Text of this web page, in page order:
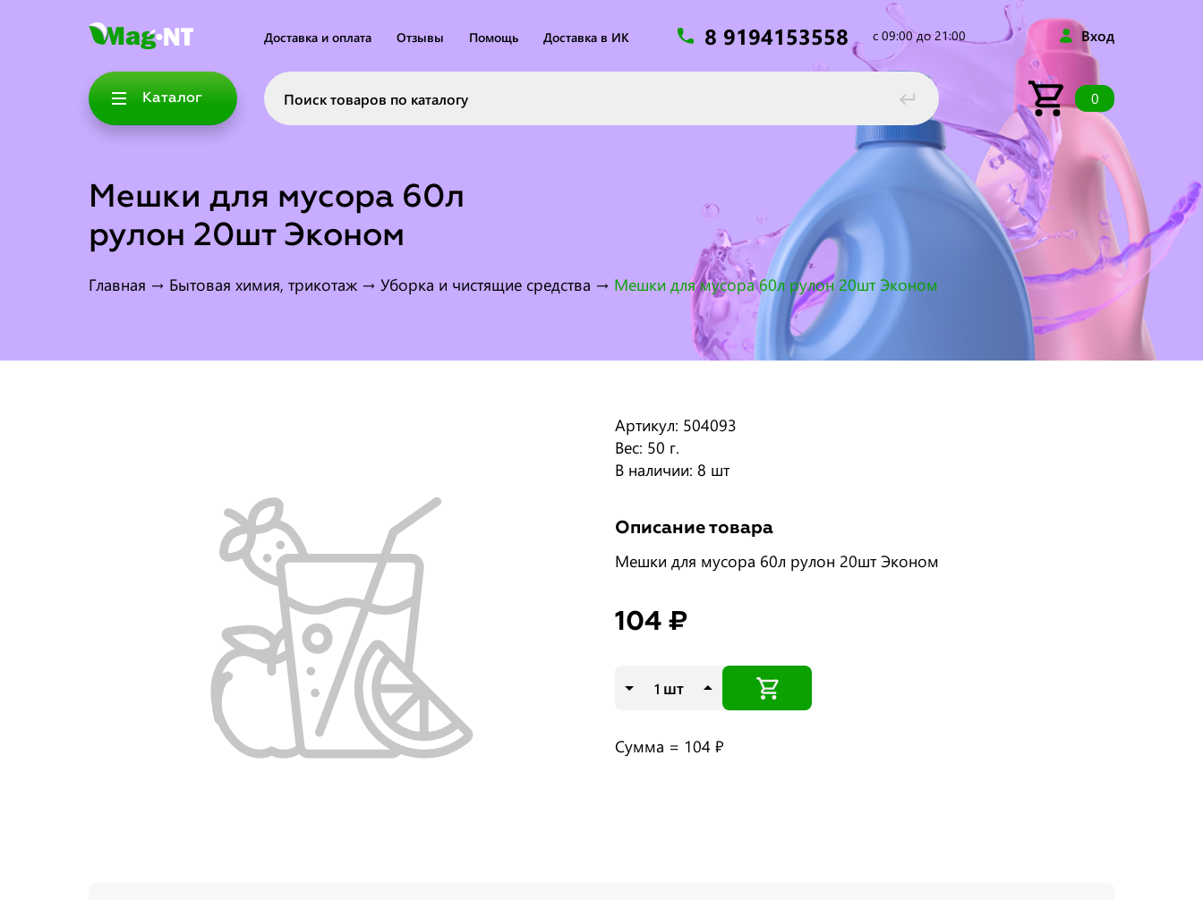
Доставка и оплата Отзывы Помощь Доставка в ИК 8 9194153558 с 09:00 до 21:00 Вход
Каталог 0
Мешки для мусора 60л
рулон 20шт Эконом
Главная → Бытовая химия, трикотаж → Уборка и чистящие средства → Мешки для мусора 60л рулон 20шт Эконом
Артикул: 504093
Вес: 50 г.
В наличии: 8 шт
Описание товара
Мешки для мусора 60л рулон 20шт Эконом
104 ₽
шт
Сумма = 104 ₽